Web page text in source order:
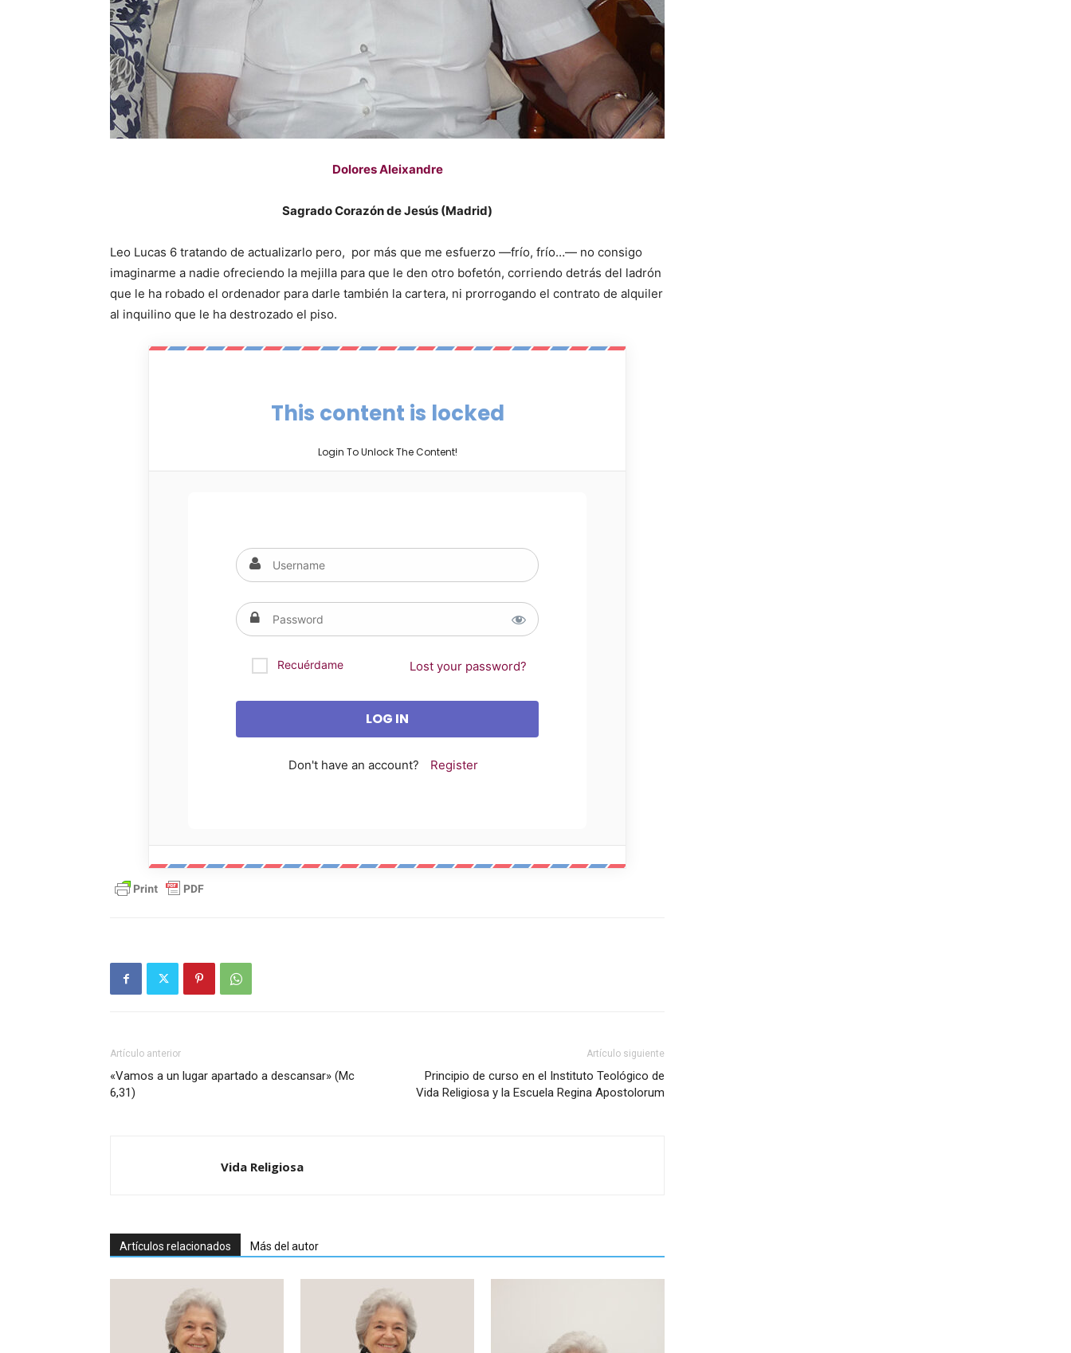
Dolores Aleixandre
Sagrado Corazón de Jesús (Madrid)
Leo Lucas 6 tratando de actualizarlo pero, por más que me esfuerzo ―frío, frío…― no consigo
imaginarme a nadie ofreciendo la mejilla para que le den otro bofetón, corriendo detrás del ladrón
que le ha robado el ordenador para darle también la cartera, ni prorrogando el contrato de alquiler
al inquilino que le ha destrozado el piso.
This content is locked
Login To Unlock The Content!
Recuérdame Lost your password?
Don't have an account? Register
Artículo anterior
«Vamos a un lugar apartado a descansar» (Mc
6,31)
Artículo siguiente
Principio de curso en el Instituto Teológico de
Vida Religiosa y la Escuela Regina Apostolorum
Vida Religiosa
Artículos relacionados Más del autor